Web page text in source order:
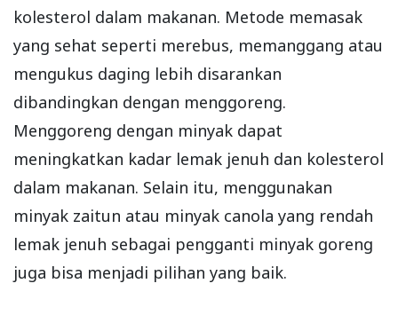
kolesterol dalam makanan. Metode memasak
yang sehat seperti merebus, memanggang atau
mengukus daging lebih disarankan
dibandingkan dengan menggoreng.
Menggoreng dengan minyak dapat
meningkatkan kadar lemak jenuh dan kolesterol
dalam makanan. Selain itu, menggunakan
minyak zaitun atau minyak canola yang rendah
lemak jenuh sebagai pengganti minyak goreng
juga bisa menjadi pilihan yang baik.